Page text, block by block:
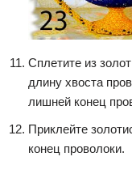
Сплетите из
длину хвоста
лишней конец
Приклейте
конец проволоки.